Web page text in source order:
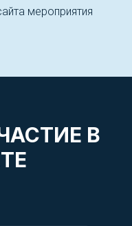
мероприятия
В